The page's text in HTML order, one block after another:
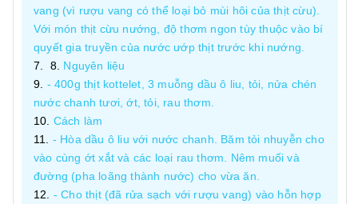
vang (vì rượu vang có thể loại bỏ mùi hôi của thịt cừu).
Với món thịt cừu nướng, độ thơm ngon tùy thuộc vào bí
quyết gia truyền của nước ướp thịt trước khi nướng.
Nguyên liệu
- 400g thịt kottelet, 3 muỗng dầu ô liu, tỏi, nửa chén
nước chanh tươi, ớt, tỏi, rau thơm.
Cách làm
- Hòa dầu ô liu với nước chanh. Băm tỏi nhuyễn cho
vào cùng ớt xắt và các loại rau thơm. Nêm muối và
đường (pha loãng thành nước) cho vừa ăn.
- Cho thịt (đã rửa sạch với rượu vang) vào hỗn hợp